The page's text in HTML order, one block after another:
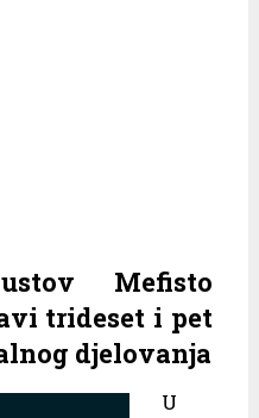
Mefisto
trideset i pet
djelovanja
U